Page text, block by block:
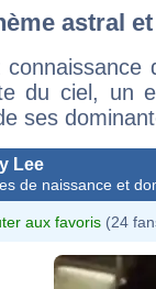
astral
du ciel, un
ses
Lee
de naissance et
aux favoris (24